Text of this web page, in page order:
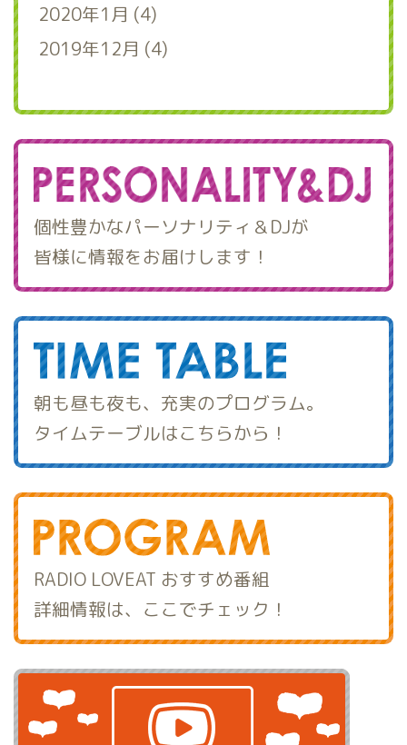
2020年1月 (4)
2019年12月 (4)
個性豊かなパーソナリティ＆DJが
皆様に情報をお届けします！
朝も昼も夜も、充実のプログラム。
タイムテーブルはこちらから！
RADIO LOVEAT おすすめ番組
詳細情報は、ここでチェック！